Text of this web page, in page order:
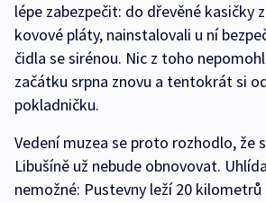
lépe zabezpečit: do dřevěné kasičky
kovové pláty, nainstalovali u ní
čidla se sirénou. Nic z toho
začátku srpna znovu a tentokrát si
pokladničku.
Vedení muzea se proto rozhodlo, že
Libušíně už nebude obnovovat.
nemožné: Pustevny leží 20